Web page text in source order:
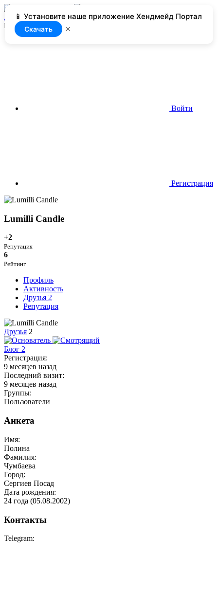
📱 Установите наше приложение Хендмейд Портал
Скачать ×
Добавить
Нет доступа
Войти
Регистрация
Lumilli Candle
+2
Репутация
6
Рейтинг
Профиль
Активность
Друзья 2
Репутация
Друзья 2
Блог 2
Регистрация:
9 месяцев назад
Последний визит:
9 месяцев назад
Группы:
Пользователи
Анкета
Имя:
Полина
Фамилия:
Чумбаева
Город:
Сергиев Посад
Дата рождения:
24 года (05.08.2002)
Контакты
Telegram: